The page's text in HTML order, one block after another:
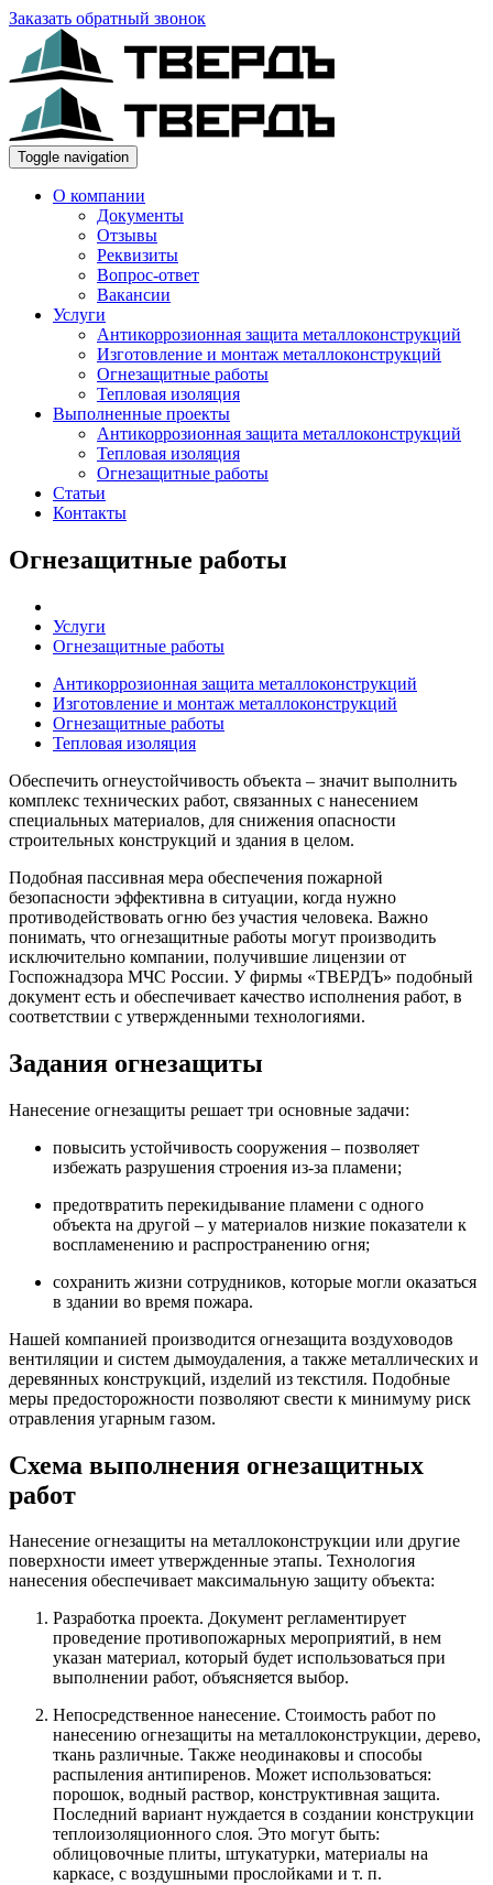
Заказать обратный звонок
Toggle navigation
О компании
Документы
Отзывы
Реквизиты
Вопрос-ответ
Вакансии
Услуги
Антикоррозионная защита металлоконструкций
Изготовление и монтаж металлоконструкций
Огнезащитные работы
Тепловая изоляция
Выполненные проекты
Антикоррозионная защита металлоконструкций
Тепловая изоляция
Огнезащитные работы
Статьи
Контакты
Огнезащитные работы
Услуги
Огнезащитные работы
Антикоррозионная защита металлоконструкций
Изготовление и монтаж металлоконструкций
Огнезащитные работы
Тепловая изоляция
Обеспечить огнеустойчивость объекта – значит выполнить
комплекс технических работ, связанных с нанесением
специальных материалов, для снижения опасности
строительных конструкций и здания в целом.
Подобная пассивная мера обеспечения пожарной
безопасности эффективна в ситуации, когда нужно
противодействовать огню без участия человека. Важно
понимать, что огнезащитные работы могут производить
исключительно компании, получившие лицензии от
Госпожнадзора МЧС России. У фирмы «ТВЕРДЪ» подобный
документ есть и обеспечивает качество исполнения работ, в
соответствии с утвержденными технологиями.
Задания огнезащиты
Нанесение огнезащиты решает три основные задачи:
повысить устойчивость сооружения – позволяет
избежать разрушения строения из-за пламени;
предотвратить перекидывание пламени с одного
объекта на другой – у материалов низкие показатели к
воспламенению и распространению огня;
сохранить жизни сотрудников, которые могли оказаться
в здании во время пожара.
Нашей компанией производится огнезащита воздуховодов
вентиляции и систем дымоудаления, а также металлических и
деревянных конструкций, изделий из текстиля. Подобные
меры предосторожности позволяют свести к минимуму риск
отравления угарным газом.
Схема выполнения огнезащитных
работ
Нанесение огнезащиты на металлоконструкции или другие
поверхности имеет утвержденные этапы. Технология
нанесения обеспечивает максимальную защиту объекта:
Разработка проекта. Документ регламентирует
проведение противопожарных мероприятий, в нем
указан материал, который будет использоваться при
выполнении работ, объясняется выбор.
Непосредственное нанесение. Стоимость работ по
нанесению огнезащиты на металлоконструкции, дерево,
ткань различные. Также неодинаковы и способы
распыления антипиренов. Может использоваться:
порошок, водный раствор, конструктивная защита.
Последний вариант нуждается в создании конструкции
теплоизоляционного слоя. Это могут быть:
облицовочные плиты, штукатурки, материалы на
каркасе, с воздушными прослойками и т. п.